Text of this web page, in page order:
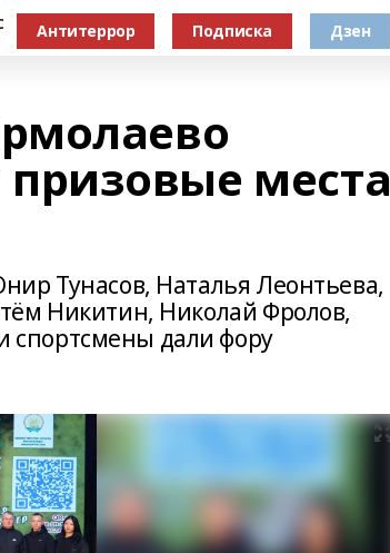
Антитеррор Подписка Дзен
места
Тунасов, Наталья Леонтьева,
Никитин, Николай Фролов,
дали фору